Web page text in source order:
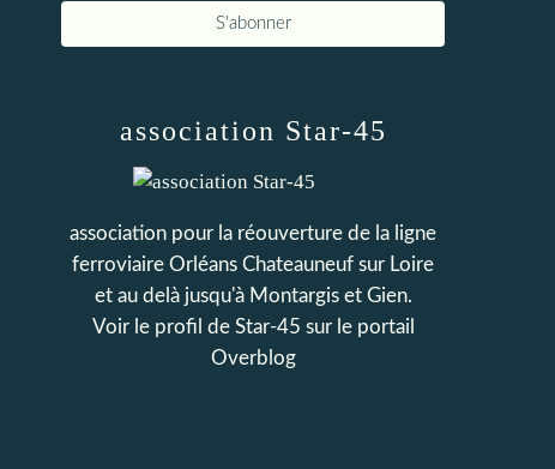
association Star-45
association pour la réouverture de la ligne
ferroviaire Orléans Chateauneuf sur Loire
et au delà jusqu'à Montargis et Gien.
Voir le profil de Star-45 sur le portail
Overblog